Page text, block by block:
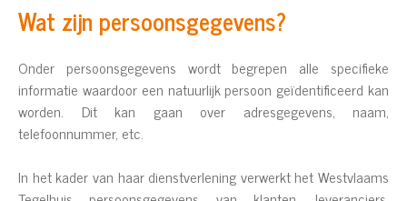
Wat zijn persoonsgegevens?
Onder persoonsgegevens wordt begrepen alle specifieke
informatie waardoor een natuurlijk persoon geïdentificeerd kan
worden. Dit kan gaan over adresgegevens, naam,
telefoonnummer, etc.
In het kader van haar dienstverlening verwerkt het Westvlaams